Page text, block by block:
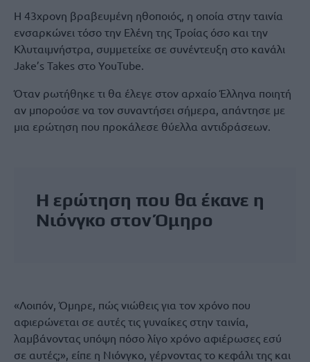
Η 43χρονη βραβευμένη ηθοποιός, η οποία στην ταινία
ενσαρκώνει τόσο την Ελένη της Τροίας όσο και την
Κλυταιμνήστρα, συμμετείχε σε συνέντευξη στο κανάλι
Jake’s Takes στο YouTube.
Όταν ρωτήθηκε τι θα έλεγε στον αρχαίο Έλληνα ποιητή
αν μπορούσε να τον συναντήσει σήμερα, απάντησε με
μια ερώτηση που προκάλεσε θύελλα αντιδράσεων.
Η ερώτηση που θα έκανε η
Νιόνγκο στον Όμηρο
«Λοιπόν, Όμηρε, πώς νιώθεις για τον χρόνο που
αφιερώνεται σε αυτές τις γυναίκες στην ταινία,
λαμβάνοντας υπόψη πόσο λίγο χρόνο αφιέρωσες εσύ
σε αυτές;», είπε η Νιόνγκο, γέρνοντας το κεφάλι της και